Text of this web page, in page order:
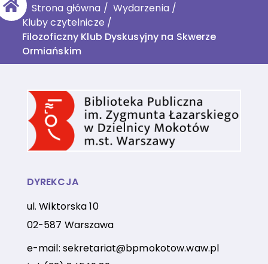
Strona główna / Wydarzenia/
Kluby czytelnicze /
Filozoficzny Klub Dyskusyjny na Skwerze
Ormiańskim
DYREKCJA
ul. Wiktorska 10
02-587 Warszawa
e-mail: sekretariat@bpmokotow.waw.pl